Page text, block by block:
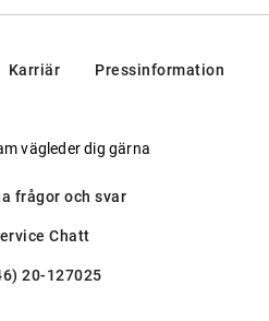
Karriär Pressinformation
vägleder dig gärna
frågor och svar
Chatt
20-127025